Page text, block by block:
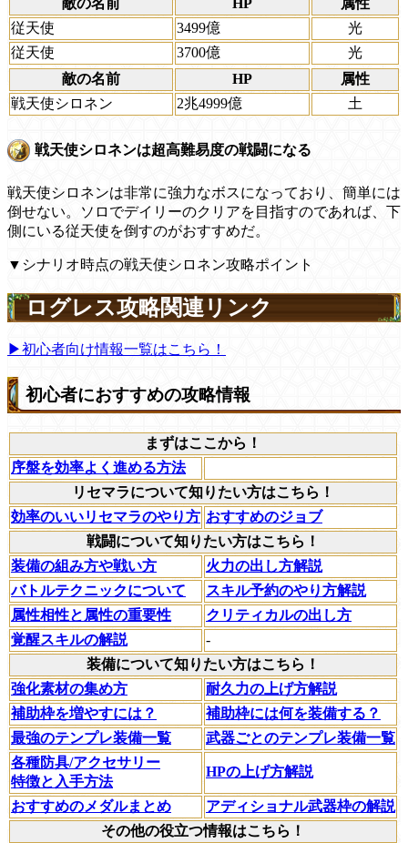
従天使
3499億
光
従天使
3700億
光
敵の名前
HP
属性
戦天使シロネン
2兆4999億 土
戦天使シロネンは超高難易度の戦闘になる
戦天使シロネンは非常に強力なボスになっており、簡単には
倒せない。ソロでデイリーのクリアを目指すのであれば、下
側にいる従天使を倒すのがおすすめだ。
▼シナリオ時点の戦天使シロネン攻略ポイント
ログレス攻略関連リンク
▶初心者向け情報一覧はこちら！
初心者におすすめの攻略情報
まずはここから！
序盤を効率よく進める方法
リセマラについて知りたい方はこちら！
効率のいいリセマラのやり方 おすすめのジョブ
戦闘について知りたい方はこちら！
装備の組み方や戦い方
火力の出し方解説
バトルテクニックについて
スキル予約のやり方解説
属性相性と属性の重要性
クリティカルの出し方
覚醒スキルの解説
-
装備について知りたい方はこちら！
強化素材の集め方
耐久力の上げ方解説
補助枠を増やすには？
補助枠には何を装備する？
最強のテンプレ装備一覧
武器ごとのテンプレ装備一覧
各種防具/アクセサリー
特徴と入手方法
HPの上げ方解説
おすすめのメダルまとめ
アディショナル武器枠の解説
その他の役立つ情報はこちら！